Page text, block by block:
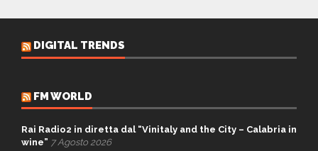
DIGITAL TRENDS
FM WORLD
Rai Radio2 in diretta dal “Vinitaly and the City – Calabria in
wine” 7 Agosto 2026